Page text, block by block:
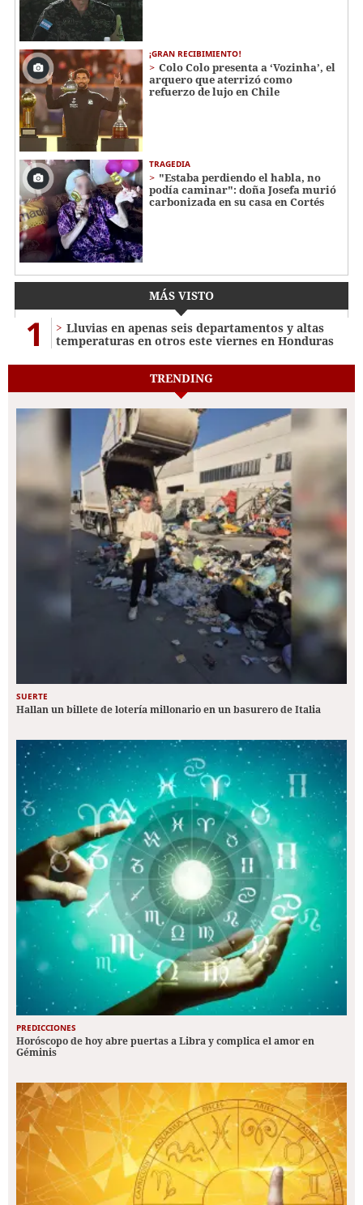
¡GRAN RECIBIMIENTO!
Colo Colo presenta a ‘Vozinha’, el
arquero que aterrizó como
refuerzo de lujo en Chile
TRAGEDIA
"Estaba perdiendo el habla, no
podía caminar": doña Josefa murió
carbonizada en su casa en Cortés
MÁS VISTO
1
Lluvias en apenas seis departamentos y altas
temperaturas en otros este viernes en Honduras
TRENDING
SUERTE
Hallan un billete de lotería millonario en un basurero de Italia
PREDICCIONES
Horóscopo de hoy abre puertas a Libra y complica el amor en
Géminis